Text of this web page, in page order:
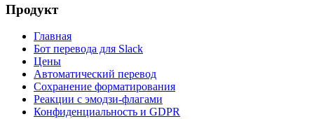
Продукт
Главная
Бот перевода для Slack
Цены
Автоматический перевод
Сохранение форматирования
Реакции с эмодзи-флагами
Конфиденциальность и GDPR